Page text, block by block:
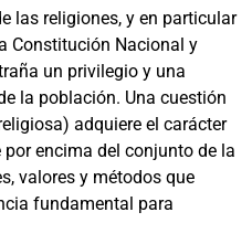
las religiones, y en particular
Constitución Nacional y
un privilegio y una
la población. Una cuestión
adquiere el carácter
encima del conjunto de la
valores y métodos que
fundamental para